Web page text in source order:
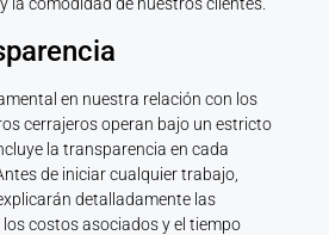
en nuestra relación con los
cerrajeros operan bajo un estricto
la transparencia en cada
de iniciar cualquier trabajo,
detalladamente las
costos asociados y el tiempo